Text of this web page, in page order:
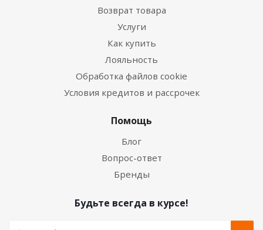
Возврат товара
Услуги
Как купить
Лояльность
Обработка файлов cookie
Условия кредитов и рассрочек
Помощь
Блог
Вопрос-ответ
Бренды
Будьте всегда в курсе!